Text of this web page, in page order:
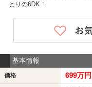
とりの6DK！
基本情報
価格 699万円